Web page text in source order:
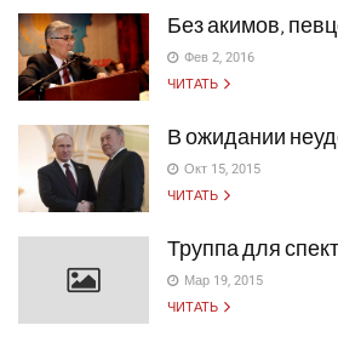
Без акимов,
Фев 2, 2016
ЧИТАТЬ
В ожидании
Окт 15, 2015
ЧИТАТЬ
Труппа для
Мар 19, 2015
ЧИТАТЬ